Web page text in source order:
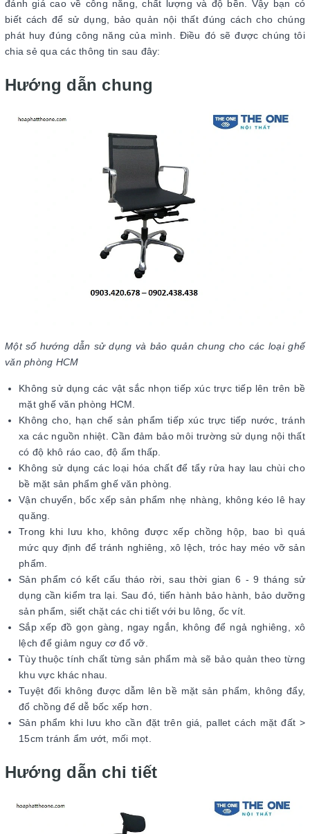
đánh giá cao về công năng, chất lượng và độ bền. Vậy bạn có
biết cách để sử dụng, bảo quản nội thất đúng cách cho chúng
phát huy đúng công năng của mình. Điều đó sẽ được chúng tôi
chia sẻ qua các thông tin sau đây:
Hướng dẫn chung
Một số hướng dẫn sử dụng và bảo quản chung cho các loại ghế
văn phòng HCM
Không sử dụng các vật sắc nhọn tiếp xúc trực tiếp lên trên bề
mặt ghế văn phòng HCM.
Không cho, hạn chế sản phẩm tiếp xúc trực tiếp nước, tránh
xa các nguồn nhiệt. Cần đảm bảo môi trường sử dụng nội thất
có độ khô ráo cao, độ ẩm thấp.
Không sử dụng các loại hóa chất để tẩy rửa hay lau chùi cho
bề mặt sản phẩm ghế văn phòng.
Vận chuyển, bốc xếp sản phẩm nhẹ nhàng, không kéo lê hay
quăng.
Trong khi lưu kho, không được xếp chồng hộp, bao bì quá
mức quy định để tránh nghiêng, xô lệch, tróc hay méo vỡ sản
phẩm.
Sản phẩm có kết cấu tháo rời, sau thời gian 6 - 9 tháng sử
dụng cần kiểm tra lại. Sau đó, tiến hành bảo hành, bảo dưỡng
sản phẩm, siết chặt các chi tiết với bu lông, ốc vít.
Sắp xếp đồ gọn gàng, ngay ngắn, không để ngả nghiêng, xô
lệch để giảm nguy cơ đổ vỡ.
Tùy thuộc tính chất từng sản phẩm mà sẽ bảo quản theo từng
khu vực khác nhau.
Tuyệt đối không được dẫm lên bề mặt sản phẩm, không đẩy,
đổ chồng để dễ bốc xếp hơn.
Sản phẩm khi lưu kho cần đặt trên giá, pallet cách mặt đất >
15cm tránh ẩm ướt, mối mọt.
Hướng dẫn chi tiết